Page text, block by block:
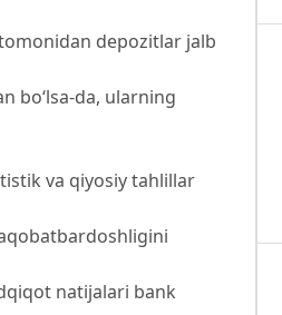
depozitlar jalb
bo‘lsa-da, ularning
va qiyosiy tahlillar
natijalari bank